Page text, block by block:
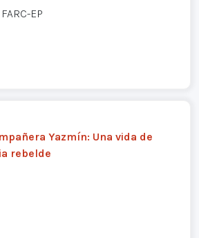
EP
Yazmín: Una vida de
rebelde